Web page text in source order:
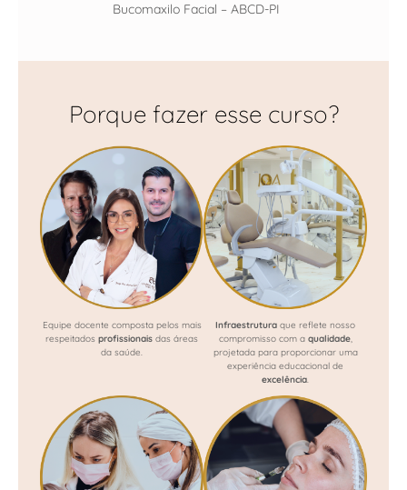
Bucomaxilo Facial – ABCD-PI
Porque fazer esse curso?
Equipe docente composta pelos mais
respeitados profissionais das áreas
da saúde.
Infraestrutura que reflete nosso
compromisso com a qualidade,
projetada para proporcionar uma
experiência educacional de
excelência.